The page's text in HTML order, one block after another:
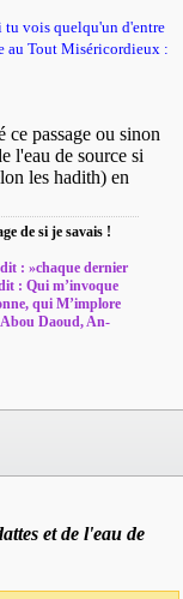
tu vois quelqu'un d'entre
au Tout Miséricordieux :
passage ou sinon
l'eau de source si
les hadith) en
de si je savais !
: »chaque dernier
: Qui m’invoque
qui M’implore
Daoud, An-
et de l'eau de